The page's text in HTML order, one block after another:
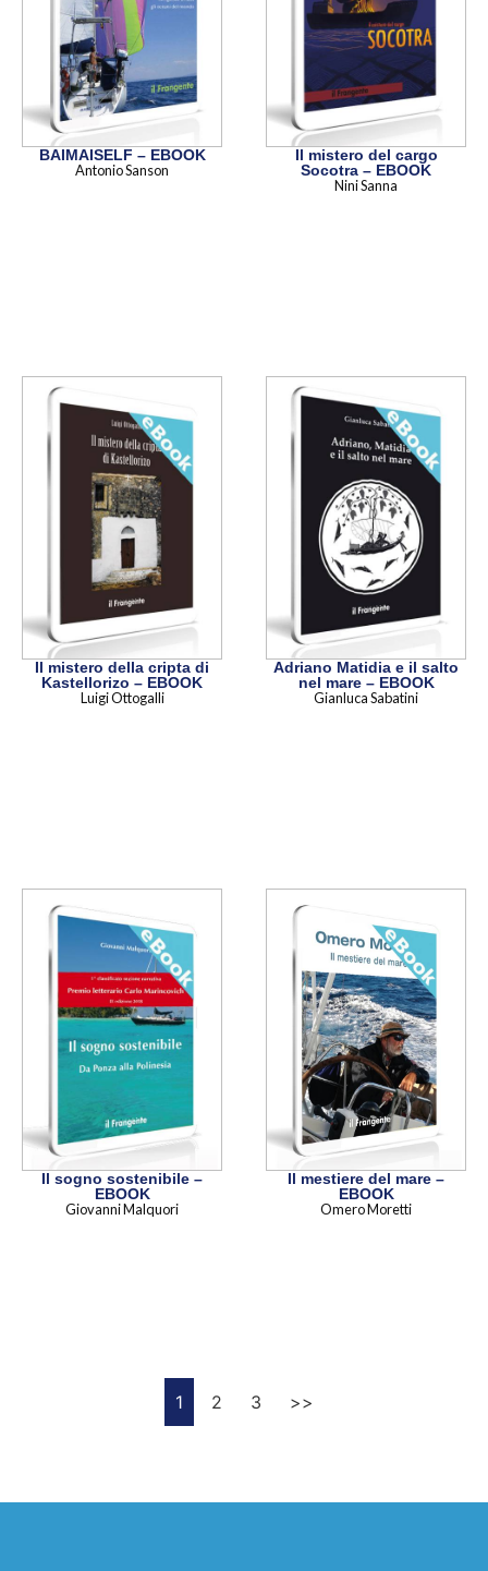
BAIMAISELF – EBOOK
Antonio Sanson
Il mistero del cargo
Socotra – EBOOK
Nini Sanna
Il mistero della cripta di
Kastellorizo – EBOOK
Luigi Ottogalli
Adriano Matidia e il salto
nel mare – EBOOK
Gianluca Sabatini
Il sogno sostenibile –
EBOOK
Giovanni Malquori
Il mestiere del mare –
EBOOK
Omero Moretti
1 2 3 >>